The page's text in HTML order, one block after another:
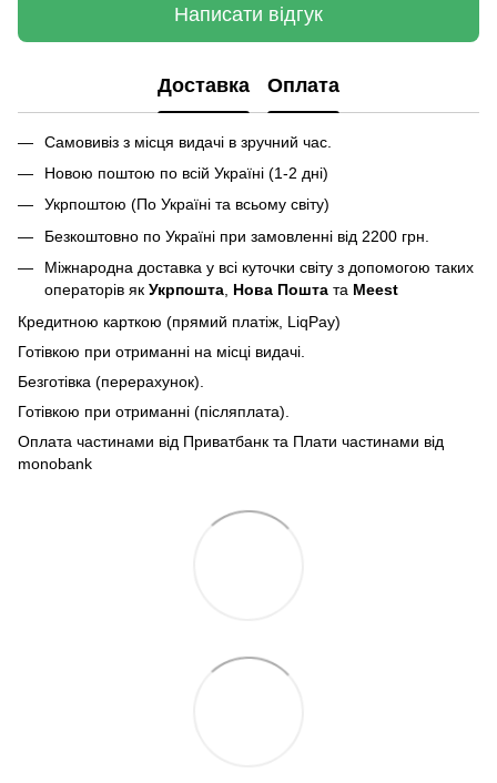
Написати відгук
Доставка Оплата
Самовивіз з місця видачі в зручний час.
Новою поштою по всій Україні (1-2 дні)
Укрпоштою (По Україні та всьому світу)
Безкоштовно по Україні при замовленні від 2200 грн.
Міжнародна доставка у всі куточки світу з допомогою таких
операторів як Укрпошта Нова Пошта та Meest
Кредитною карткою (прямий платіж, LiqPay)
Готівкою при отриманні на місці видачі.
Безготівка (перерахунок).
Готівкою при отриманні (післяплата).
Оплата частинами від Приватбанк та Плати частинами від
monobank